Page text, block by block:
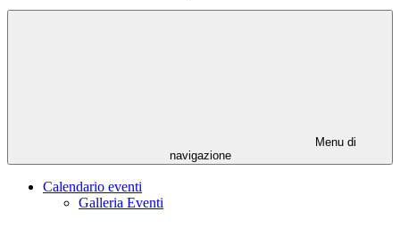
Menu di
navigazione
Calendario eventi
Galleria Eventi